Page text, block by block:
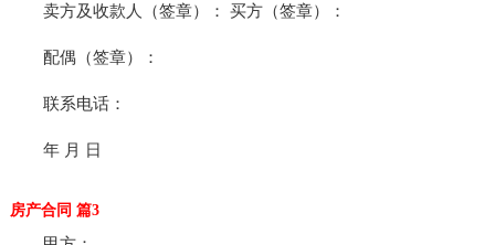
卖方及收款人（签章）： 买方（签章）：
配偶（签章）：
联系电话：
年 月 日
房产合同 篇3